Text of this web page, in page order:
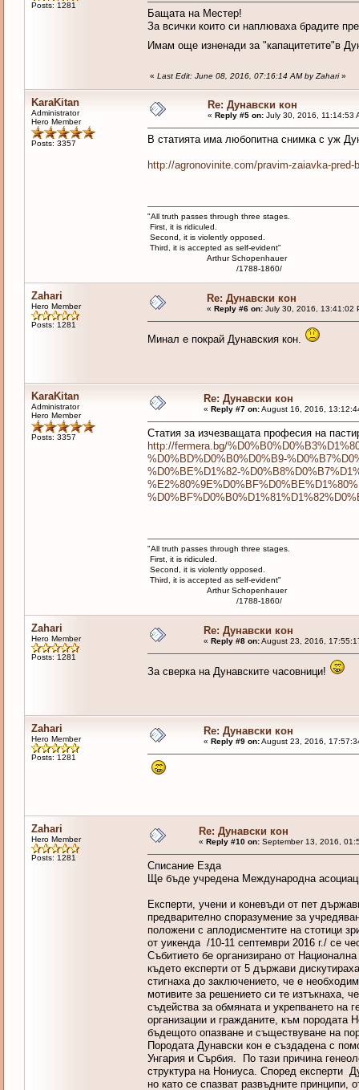
Posts: 1281
Бащата на Местер!
За всички които си наплюваха брадите
Имам още изненади за "капацитетите"в
« Last Edit: June 08, 2016, 07:16:14 AM by Zahari»
KaraKitan
Administrator
Hero Member
Posts: 3357
Re: Дунавски кон
« Reply #5 on:July 30, 2016, 11:14:53
В статията има любопитна снимка с уж
http://agronovinite.com/pravim-zaiavka-
"All truth passes through three stages.
First, it is ridiculed.
Second, it is violently opposed.
Third, it is accepted as self-evident"
Arthur Schopenhauer
/1788-1860/
Zahari
Hero Member
Posts: 1281
Re: Дунавски кон
« Reply #6 on:July 30, 2016, 13:41:02
Минал е покрай Дунавския кон.
KaraKitan
Administrator
Hero Member
Posts: 3357
Re: Дунавски кон
« Reply #7 on:August 16, 2016,
Статия за изчезващата професия на
http://fermera.bg/
%D0%BD%D0%B0%D0%B9-
%D0%BE%D1%82-
"All truth passes through three stages.
First, it is ridiculed.
Second, it is violently opposed.
Third, it is accepted as self-evident"
Arthur Schopenhauer
/1788-1860/
Zahari
Hero Member
Posts: 1281
Re: Дунавски кон
« Reply #8 on:August 23, 2016,
За сверка на Дунавските часовници!
Zahari
Hero Member
Posts: 1281
Re: Дунавски кон
« Reply #9 on:August 23, 2016,
Zahari
Hero Member
Posts: 1281
Re: Дунавски кон
« Reply #10 on:September 13, 2016,
Списание Езда
Ще бъде учредена Международна
Експерти, учени и коневъди от пет
предварително споразумение за
положени с аплодисментите на стотици
от уикенда /10-11 септември 2016 г./ се
Събитието бе организирано от
където експерти от 5 държави
стигнаха до заключението, че е
мотивите за решението си те изтъкнаха,
съдейства за обмяната и укрепването на
организации и гражданите, към породата
бъдещото опазване и съществуване на
Породата Дунавски кон е създадена с
Унгария и Сърбия. По тази причина
структура на Нониуса. Според експерти
но като се спазват развъдните